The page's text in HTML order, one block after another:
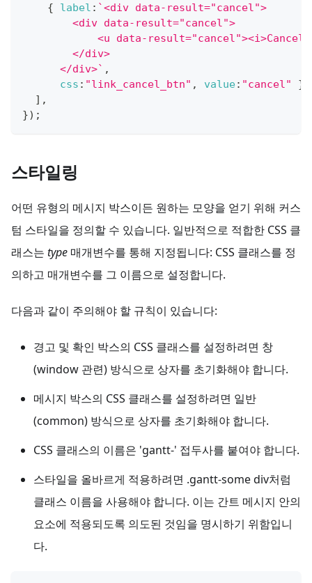
{
label : `<div data-result="cancel">
        <div data-result="cancel">
<u data-
        </div>
      </div>
` ,
css : "link_cancel_btn" , value: "cancel" }
] ,
}) ;
스타일링
어떤 유형의 메시지 박스이든 원하는 모양을 얻기 위해 커스
텀 스타일을 정의할 수 있습니다. 일반적으로 적합한 CSS 클
래스는 type 매개변수를 통해 지정됩니다: CSS 클래스를 정
의하고 매개변수를 그 이름으로 설정합니다.
다음과 같이 주의해야 할 규칙이 있습니다:
경고 및 확인 박스의 CSS 클래스를 설정하려면 창
(window 관련) 방식으로 상자를 초기화해야 합니다.
메시지 박스의 CSS 클래스를 설정하려면 일반
(common) 방식으로 상자를 초기화해야 합니다.
CSS 클래스의 이름은 'gantt-' 접두사를 붙여야 합니다.
스타일을 올바르게 적용하려면 .gantt-some div처럼
클래스 이름을 사용해야 합니다. 이는 간트 메시지 안의
요소에 적용되도록 의도된 것임을 명시하기 위함입니
다.